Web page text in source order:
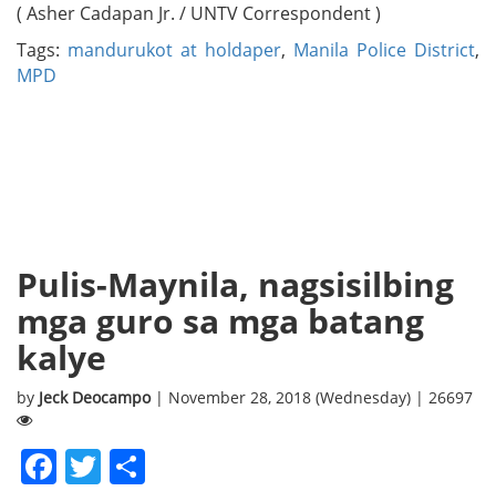
( Asher Cadapan Jr. / UNTV Correspondent )
Tags: mandurukot at holdaper, Manila Police District,
MPD
Pulis-Maynila, nagsisilbing
mga guro sa mga batang
kalye
by Jeck Deocampo | November 28, 2018 (Wednesday) | 26697
Facebook
Twitter